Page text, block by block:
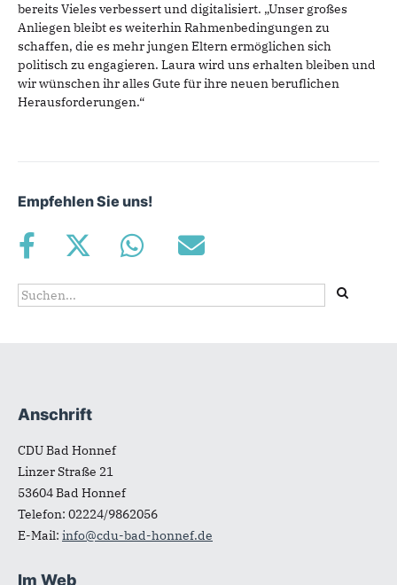
bereits Vieles verbessert und digitalisiert. „Unser großes
Anliegen bleibt es weiterhin Rahmenbedingungen zu
schaffen, die es mehr jungen Eltern ermöglichen sich
politisch zu engagieren. Laura wird uns erhalten bleiben und
wir wünschen ihr alles Gute für ihre neuen beruflichen
Herausforderungen.“
Empfehlen Sie uns!
Suchformular
Suche
Fußbereich
Anschrift
CDU Bad Honnef
Linzer Straße 21
53604Bad Honnef
Telefon: 02224/9862056
E-Mail: info@cdu-bad-honnef.de
Im Web